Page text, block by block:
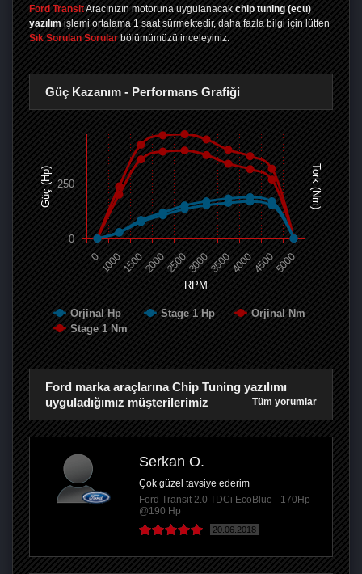
Ford TransitAracınızın motoruna uygulanacak chip tuning (ecu)
yazılım işlemi ortalama 1 saat sürmektedir, daha fazla bilgi için lütfen
Sık Sorulan Sorular bölümümüzü inceleyiniz.
Güç Kazanım - Performans Grafiği
RPM
Güç (Hp) Tork (Nm)
Orjinal Hp Stage 1 Hp
Orjinal Nm
Stage 1 Nm
0 100015002000250030003500400045005000
0
250
Ford marka araçlarına Chip Tuning yazılımı
uyguladığımız müşterilerimiz
Tüm yorumlar
Serkan O.
Çok güzel tavsiye ederim
Ford Transit 2.0 TDCi EcoBlue - 170Hp
@190 Hp
20.06.2018